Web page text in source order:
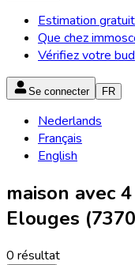
Estimation
Que chez
Vérifiez votre
Se connecter FR
Nederlands
Français
English
maison avec
Elouges
0 résultat